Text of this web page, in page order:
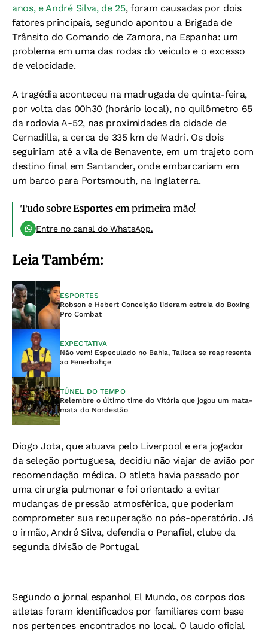
anos, e André Silva, de 25, foram causadas por dois
fatores principais, segundo apontou a Brigada de
Trânsito do Comando de Zamora, na Espanha: um
problema em uma das rodas do veículo e o excesso
de velocidade.
A tragédia aconteceu na madrugada de quinta-feira,
por volta das 00h30 (horário local), no quilômetro 65
da rodovia A-52, nas proximidades da cidade de
Cernadilla, a cerca de 335 km de Madri. Os dois
seguiriam até a vila de Benavente, em um trajeto com
destino final em Santander, onde embarcariam em
um barco para Portsmouth, na Inglaterra.
Tudo sobreEsportesem primeira mão!
Entre no canal do WhatsApp.
Leia Também:
ESPORTES
Robson e Hebert Conceição lideram estreia do Boxing
Pro Combat
EXPECTATIVA
Não vem! Especulado no Bahia, Talisca se reapresenta
ao Fenerbahçe
TÚNEL DO TEMPO
Relembre o último time do Vitória que jogou um mata-
mata do Nordestão
Diogo Jota, que atuava pelo Liverpool e era jogador
da seleção portuguesa, decidiu não viajar de avião por
recomendação médica. O atleta havia passado por
uma cirurgia pulmonar e foi orientado a evitar
mudanças de pressão atmosférica, que poderiam
comprometer sua recuperação no pós-operatório. Já
o irmão, André Silva, defendia o Penafiel, clube da
segunda divisão de Portugal.
Segundo o jornal espanhol El Mundo, os corpos dos
atletas foram identificados por familiares com base
nos pertences encontrados no local. O laudo oficial